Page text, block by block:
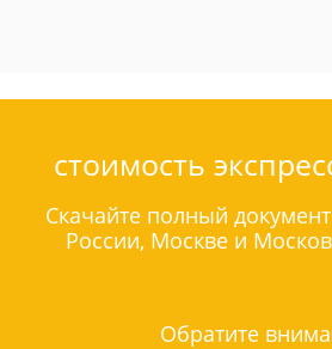
стоимость
Скачайте полный
России, Москве и
Обратите